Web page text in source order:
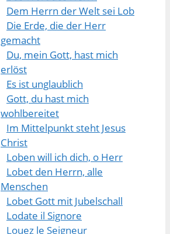
Dem Herrn der Welt sei Lob
Die Erde, die der Herr
gemacht
Du, mein Gott, hast mich
erlöst
Es ist unglaublich
Gott, du hast mich
wohlbereitet
Im Mittelpunkt steht Jesus
Christ
Loben will ich dich, o Herr
Lobet den Herrn, alle
Menschen
Lobet Gott mit Jubelschall
Lodate il Signore
Louez le Seigneur